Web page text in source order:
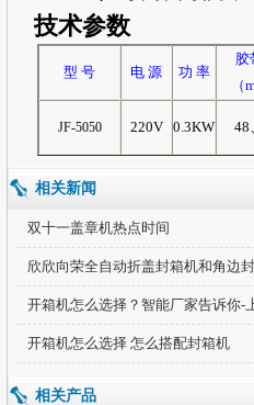
技术参数
型 号 电 源 功 率
胶
（
JF-5050 220V 0.3KW 48
相关新闻
双十一盖章机热点时间
欣欣向荣全自动折盖封箱机和角边
开箱机怎么选择？智能厂家告诉你-
开箱机怎么选择 怎么搭配封箱机
相关产品